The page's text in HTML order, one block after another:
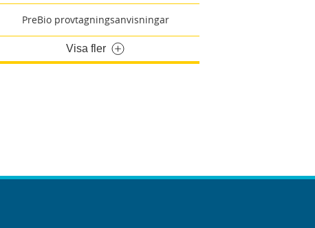
PreBio provtagningsanvisningar
Visa fler